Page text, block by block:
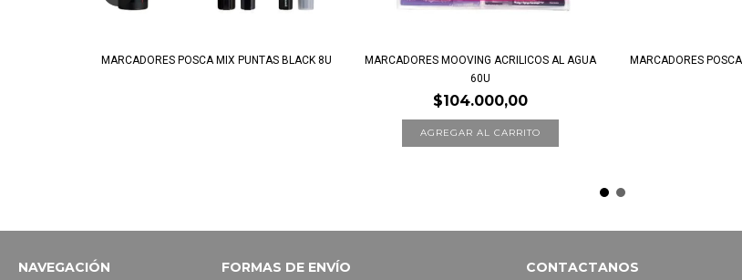
MARCADORES POSCA MIX PUNTAS BLACK 8U
MARCADORES MOOVING ACRILICOS AL AGUA
60U
$104.000,00
MARCADORES
NAVEGACIÓN FORMAS DE ENVÍO CONTACTANOS